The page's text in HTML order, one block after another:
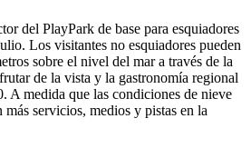
del PlayPark de base para esquiadores
Los visitantes no esquiadores pueden
sobre el nivel del mar a través de la
de la vista y la gastronomía regional
A medida que las condiciones de nieve
más servicios, medios y pistas en la